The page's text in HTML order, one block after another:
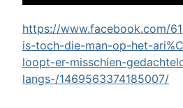
https://www.facebook.com/
is-toch-die-man-op-het-
loopt-er-misschien-
langs-/1469563374185007/